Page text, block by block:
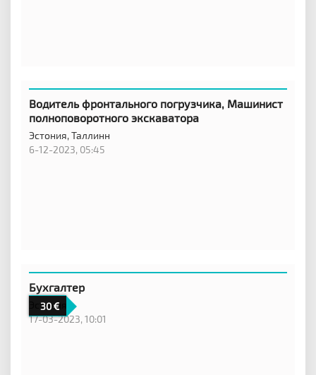
Водитель фронтального погрузчика, Машинист
полноповоротного экскаватора
Эстония,Таллинн
6-12-2023, 05:45
30
Бухгалтер
Эстония,
17-03-2023, 10:01